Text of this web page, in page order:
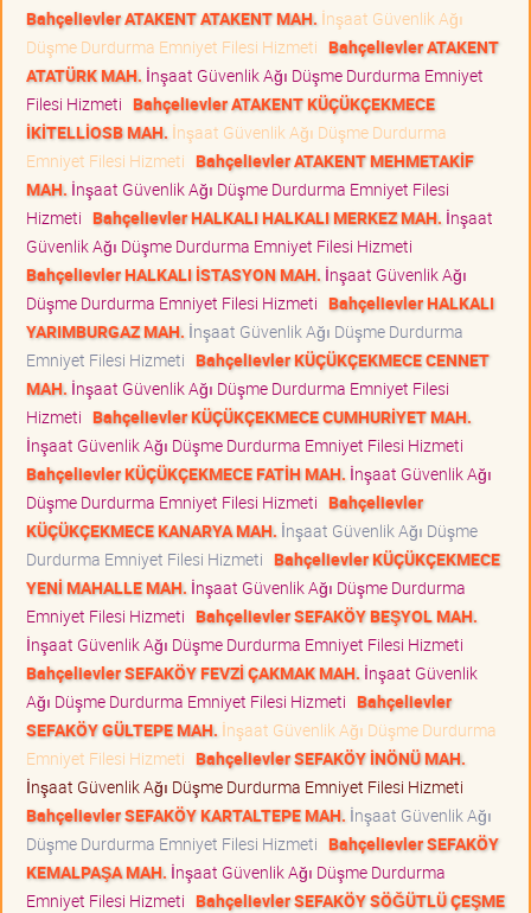
Bahçelievler ATAKENT ATAKENT MAH. İnşaat Güvenlik Ağı
Düşme Durdurma Emniyet Filesi Hizmeti Bahçelievler ATAKENT
ATATÜRK MAH. İnşaat Güvenlik Ağı Düşme Durdurma Emniyet
Filesi Hizmeti Bahçelievler ATAKENT KÜÇÜKÇEKMECE
İKİTELLİOSB MAH. İnşaat Güvenlik Ağı Düşme Durdurma
Emniyet Filesi Hizmeti Bahçelievler ATAKENT MEHMETAKİF
MAH. İnşaat Güvenlik Ağı Düşme Durdurma Emniyet Filesi
Hizmeti Bahçelievler HALKALI HALKALI MERKEZ MAH. İnşaat
Güvenlik Ağı Düşme Durdurma Emniyet Filesi Hizmeti
Bahçelievler HALKALI İSTASYON MAH. İnşaat Güvenlik Ağı
Düşme Durdurma Emniyet Filesi Hizmeti Bahçelievler HALKALI
YARIMBURGAZ MAH. İnşaat Güvenlik Ağı Düşme Durdurma
Emniyet Filesi Hizmeti Bahçelievler KÜÇÜKÇEKMECE CENNET
MAH. İnşaat Güvenlik Ağı Düşme Durdurma Emniyet Filesi
Hizmeti Bahçelievler KÜÇÜKÇEKMECE CUMHURİYET MAH.
İnşaat Güvenlik Ağı Düşme Durdurma Emniyet Filesi Hizmeti
Bahçelievler KÜÇÜKÇEKMECE FATİH MAH. İnşaat Güvenlik Ağı
Düşme Durdurma Emniyet Filesi Hizmeti Bahçelievler
KÜÇÜKÇEKMECE KANARYA MAH. İnşaat Güvenlik Ağı Düşme
Durdurma Emniyet Filesi Hizmeti Bahçelievler KÜÇÜKÇEKMECE
YENİ MAHALLE MAH. İnşaat Güvenlik Ağı Düşme Durdurma
Emniyet Filesi Hizmeti Bahçelievler SEFAKÖY BEŞYOL MAH.
İnşaat Güvenlik Ağı Düşme Durdurma Emniyet Filesi Hizmeti
Bahçelievler SEFAKÖY FEVZİ ÇAKMAK MAH. İnşaat Güvenlik
Ağı Düşme Durdurma Emniyet Filesi Hizmeti Bahçelievler
SEFAKÖY GÜLTEPE MAH. İnşaat Güvenlik Ağı Düşme Durdurma
Emniyet Filesi Hizmeti Bahçelievler SEFAKÖY İNÖNÜ MAH.
İnşaat Güvenlik Ağı Düşme Durdurma Emniyet Filesi Hizmeti
Bahçelievler SEFAKÖY KARTALTEPE MAH. İnşaat Güvenlik Ağı
Düşme Durdurma Emniyet Filesi Hizmeti Bahçelievler SEFAKÖY
KEMALPAŞA MAH. İnşaat Güvenlik Ağı Düşme Durdurma
Emniyet Filesi Hizmeti Bahçelievler SEFAKÖY SÖĞÜTLÜ ÇEŞME